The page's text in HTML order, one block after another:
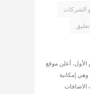
و الشركات
أعلن موقع
إمكانية
الاضافات